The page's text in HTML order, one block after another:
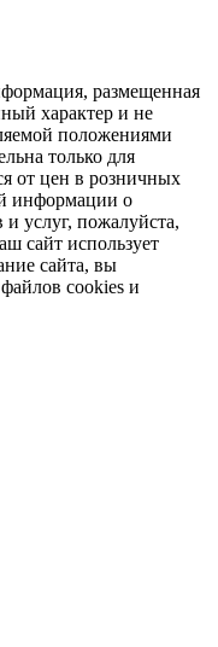
размещенная
характер и не
положениями
только для
от цен в розничных
информации о
и услуг, пожалуйста,
сайт использует
сайта, вы
cookies и